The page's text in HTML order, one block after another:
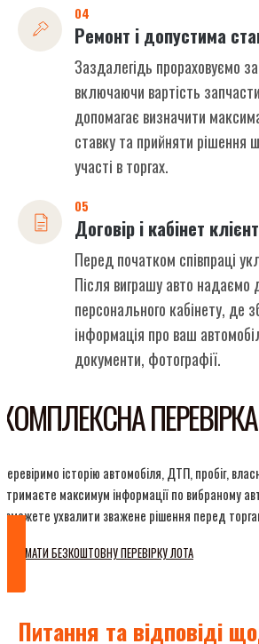
04
Ремонт і допустима
Заздалегідь прораховуємо
включаючи вартість
допомагає визначити
ставку та прийняти рішення
участі в торгах.
05
Договір і кабінет
Перед початком співпраці
Після виграшу авто надаємо
персонального кабінету, де
інформація про ваш
документи, фотографії.
КОМПЛЕКСНА
Перевіримо історію автомобіля, ДТП, пробіг,
отримаєте максимум інформації по вибраному
і зможете ухвалити зважене рішення перед
ОТРИМАТИ БЕЗКОШТОВНУ ПЕРЕВІРКУ ЛОТА
Питання та відповіді